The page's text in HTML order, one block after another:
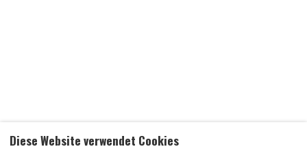
Diese Website verwendet Cookies